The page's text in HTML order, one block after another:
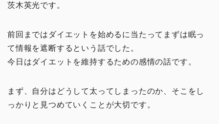
茨木英光です。
前回まではダイエットを始めるに当たってまずは眠っ
て情報を遮断するという話でした。
今日はダイエットを維持するための感情の話です。
まず、自分はどうして太ってしまったのか、そこをし
っかりと見つめていくことが大切です。